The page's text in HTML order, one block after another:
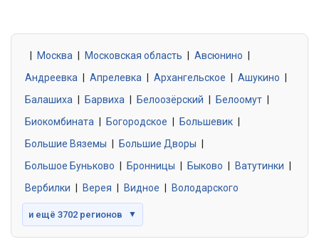
0 объявлений
Знакомства без обязательств
0 объявлений
Москва Московская область Авсюнино
Андреевка
Апрелевка Архангельское Ашукино
Балашиха
Барвиха Белоозёрский Белоомут
Биокомбината
Богородское Большевик
Большие Вяземы
Большие Дворы
Большое Буньково
Бронницы Быково Ватутинки
Вербилки
Верея Видное Володарского
и ещё 3702 регионов ▼